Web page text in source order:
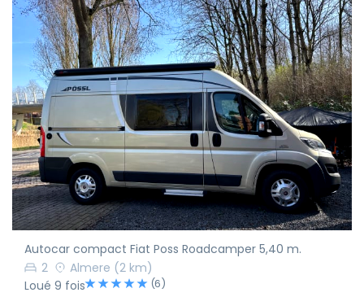
Autocar compact Fiat Poss Roadcamper 5,40 m.
2
Almere (2 km)
Loué 9 fois
(6)